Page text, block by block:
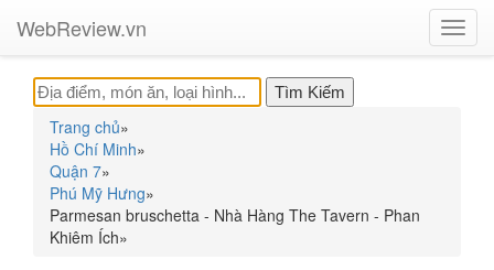
WebReview.vn
Trang chủ»
Hồ Chí Minh»
Quận 7»
Phú Mỹ Hưng»
Parmesan bruschetta - Nhà Hàng The Tavern - Phan
Khiêm Ích»